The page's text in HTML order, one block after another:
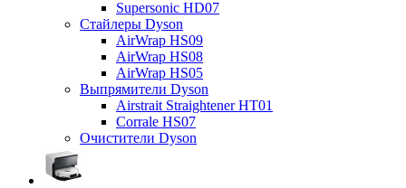
Supersonic HD07
Стайлеры Dyson
AirWrap HS09
AirWrap HS08
AirWrap HS05
Выпрямители Dyson
Airstrait Straightener HT01
Corrale HS07
Очистители Dyson